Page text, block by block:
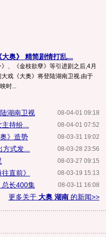
奥》 精简剧情打乱...
、《金枝欲孽》等引进剧之后,4月
戏《大奥》将登陆湖南卫视.由于
时...
08-04-01 09:18
湖南卫视
08-04-01 07:52
持纷...
08-03-31 19:02
》造势
08-03-28 23:56
式发...
08-03-27 09:15
08-03-19 15:13
直前》
08-03-11 16:08
总长400集
更多关于 大奥 湖南 的新闻>>